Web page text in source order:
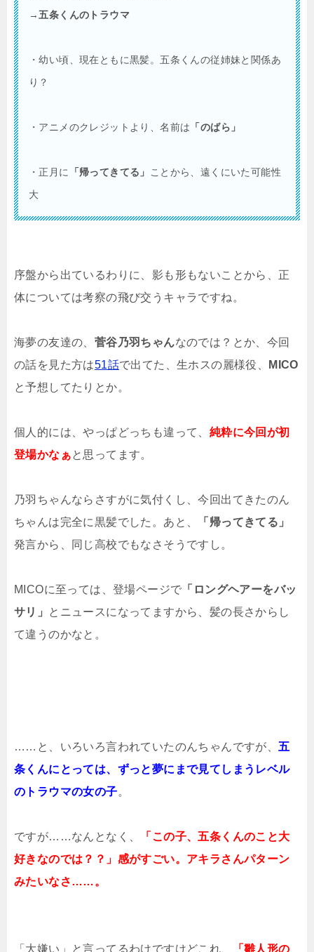
→五条くんのトラウマ
・幼い頃、現在ともに黒髪。五条くんの従姉妹と関係あ
り？
・アニメのクレジットより、名前は 「のばら」
・正月に 「帰ってきてる」
ことから、遠くにいた可能性
大
序盤から出ているわりに、影も形もないことから、正
体については考察の飛び交うキャラですね。
海夢の友達の、 菅谷乃羽ちゃんなのでは？とか、今回
の話を見た方は51話で出てた、生ホスの麗様役、
MICO
と予想してたりとか。
個人的には、やっぱどっちも違って、 純粋に今回が初
登場かなぁと思ってます。
乃羽ちゃんならさすがに気付くし、今回出てきたのん
ちゃんは完全に黒髪でした。あと、
「帰ってきてる」
発言から、同じ高校でもなさそうですし。
MICOに至っては、登場ページで 「ロングヘアーをバッ
サリ」
とニュースになってますから、髪の長さからし
て違うのかなと。
……と、いろいろ言われていたのんちゃんですが、 五
条くんにとっては、ずっと夢にまで見てしまうレベル
のトラウマの女の子。
ですが……なんとなく、
「この子、五条くんのこと大
好きなのでは？？」感がすごい。アキラさんパターン
みたいなさ……。
「大嫌い」と言ってるわけですけどこれ、
「雛人形の